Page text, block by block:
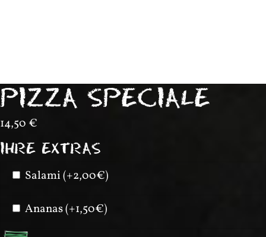
PIZZA SPECIALE
14,50 €
IHRE EXTRAS
Salami (+2,00€)
Ananas (+1,50€)